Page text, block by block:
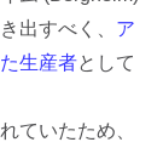
出すべく、 ア
生産者として
ていたため、